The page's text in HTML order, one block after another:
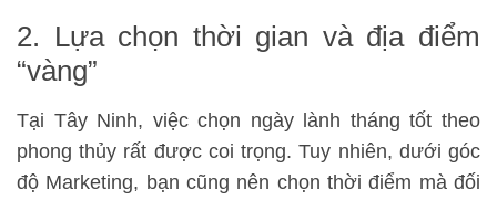
2. Lựa chọn thời gian và địa điểm
“vàng”
Tại Tây Ninh, việc chọn ngày lành tháng tốt theo
phong thủy rất được coi trọng. Tuy nhiên, dưới góc
độ Marketing, bạn cũng nên chọn thời điểm mà đối